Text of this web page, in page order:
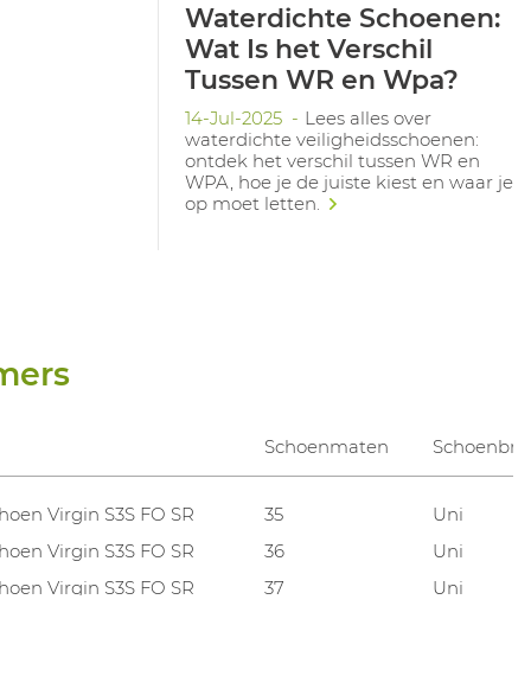
Waterdichte Schoenen:
Wat Is het Verschil
Tussen WR en Wpa?
14-Jul-2025
Lees alles over
waterdichte veiligheidsschoenen:
ontdek het verschil tussen WR en
WPA, hoe je de juiste kiest en waar je
op moet letten.
Schoenmaten
Virgin S3S FO SR 35
Uni
Virgin S3S FO SR 36
Uni
Virgin S3S FO SR 37
Uni